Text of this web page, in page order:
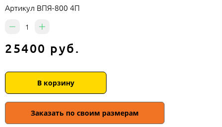
Артикул ВПЯ-800 4П
25400 руб.
В корзину
Заказать по своим размерам